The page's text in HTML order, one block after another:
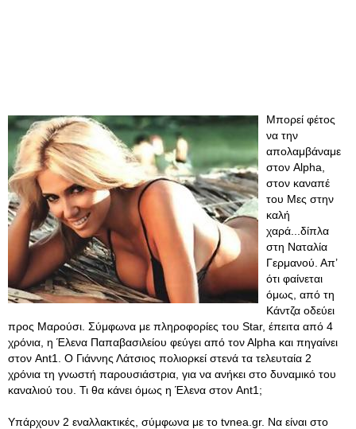
Μπορεί φέτος
να την
απολαμβάναμε
στον Alpha,
στον καναπέ
του Μες στην
καλή
χαρά...δίπλα
στη Ναταλία
Γερμανού. Απ’
ότι φαίνεται
όμως, από τη
Κάντζα οδεύει
προς Μαρούσι. Σύμφωνα με πληροφορίες του Star, έπειτα από 4
χρόνια, η Έλενα Παπαβασιλείου φεύγει από τον Αlpha και πηγαίνει
στον Ant1. Ο Γιάννης Λάτσιος πολιορκεί στενά τα τελευταία 2
χρόνια τη γνωστή παρουσιάστρια, για να ανήκει στο δυναμικό του
καναλιού του. Τι θα κάνει όμως η Έλενα στον Ant1;
Υπάρχουν 2 εναλλακτικές, σύμφωνα με το tvnea.gr. Να είναι στο